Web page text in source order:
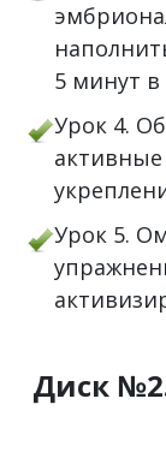
5 минут в
Урок 4.
Урок 5.
Диск